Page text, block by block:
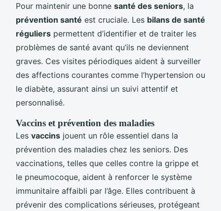
Pour maintenir une bonne santé des seniors, la
prévention santé est cruciale. Les bilans de santé
réguliers permettent d’identifier et de traiter les
problèmes de santé avant qu’ils ne deviennent
graves. Ces visites périodiques aident à surveiller
des affections courantes comme l’hypertension ou
le diabète, assurant ainsi un suivi attentif et
personnalisé.
Vaccins et prévention des maladies
Les vaccins jouent un rôle essentiel dans la
prévention des maladies chez les seniors. Des
vaccinations, telles que celles contre la grippe et
le pneumocoque, aident à renforcer le système
immunitaire affaibli par l’âge. Elles contribuent à
prévenir des complications sérieuses, protégeant